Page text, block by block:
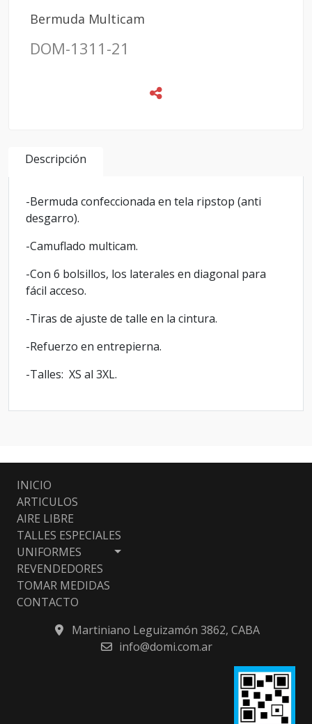
Bermuda Multicam
DOM-1311-21
Descripción
-Bermuda confeccionada en tela ripstop (anti
desgarro).
-Camuflado multicam.
-Con 6 bolsillos, los laterales en diagonal para
fácil acceso.
-Tiras de ajuste de talle en la cintura.
-Refuerzo en entrepierna.
-Talles: XS al 3XL.
INICIO
ARTICULOS
AIRE LIBRE
TALLES ESPECIALES
UNIFORMES
REVENDEDORES
TOMAR MEDIDAS
CONTACTO
Martiniano Leguizamón 3862, CABA
info@domi.com.ar